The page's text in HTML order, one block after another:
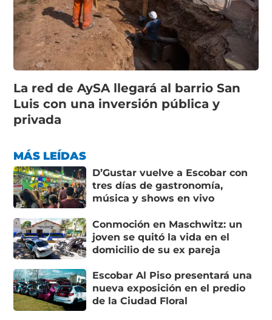
La red de AySA llegará al barrio San
Luis con una inversión pública y
privada
MÁS LEÍDAS
D’Gustar vuelve a Escobar con
tres días de gastronomía,
música y shows en vivo
Conmoción en Maschwitz: un
joven se quitó la vida en el
domicilio de su ex pareja
Escobar Al Piso presentará una
nueva exposición en el predio
de la Ciudad Floral